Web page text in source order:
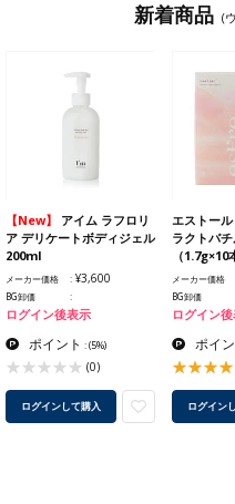
新着商品 (
【New】
ア デリケートボディジェル
200ml
メーカー価格 ¥3,600
BG卸価
ログイン後表示
ポイント :(5%)
(0)
ログインして購入
エストー
ラクトバ
（1.7g×10
メーカー価格
BG卸価
ログイン
ポイ
ログイン